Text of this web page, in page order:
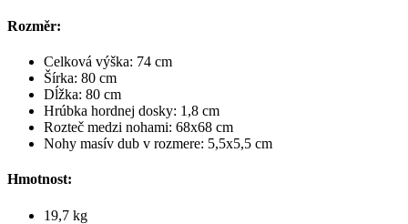
Rozměr:
Celková výška: 74 cm
Šírka: 80 cm
Dĺžka: 80 cm
Hrúbka hordnej dosky: 1,8 cm
Rozteč medzi nohami: 68x68 cm
Nohy masív dub v rozmere: 5,5x5,5 cm
Hmotnost:
19,7 kg